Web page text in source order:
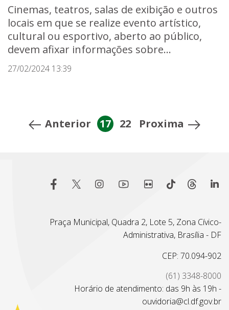
Cinemas, teatros, salas de exibição e outros
locais em que se realize evento artístico,
cultural ou esportivo, aberto ao público,
devem afixar informações sobre...
27/02/2024 13:39
Anterior 17 22 Proxima
Praça Municipal, Quadra 2, Lote 5, Zona Cívico-
Administrativa, Brasília - DF
CEP: 70.094-902
(61) 3348-8000
Horário de atendimento: das 9h às 19h -
ouvidoria@cl.df.gov.br